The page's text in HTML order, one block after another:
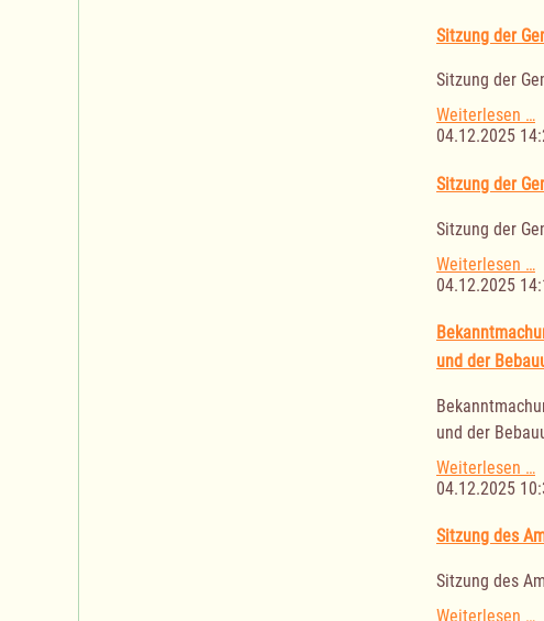
Sitzung der
Sitzung der
Weiterlesen …
04.12.2025
Sitzung der
Sitzung der
Weiterlesen …
04.12.2025
und der
und der
Weiterlesen …
1
04.12.2025
Sitzung des
Sitzung des
Weiterlesen …